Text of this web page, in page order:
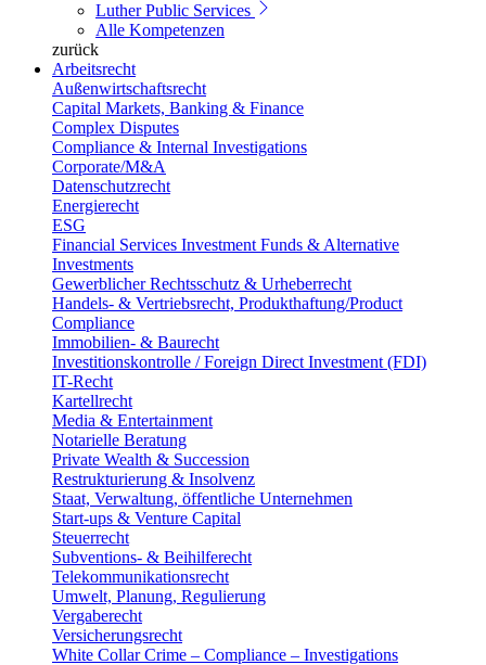
Luther Public Services
Alle Kompetenzen
zurück
Arbeitsrecht
Außenwirtschaftsrecht
Capital Markets, Banking & Finance
Complex Disputes
Compliance & Internal Investigations
Corporate/M&A
Datenschutzrecht
Energierecht
ESG
Financial Services Investment Funds & Alternative
Investments
Gewerblicher Rechtsschutz & Urheberrecht
Handels- & Vertriebsrecht, Produkthaftung/Product
Compliance
Immobilien- & Baurecht
Investitionskontrolle / Foreign Direct Investment (FDI)
IT-Recht
Kartellrecht
Media & Entertainment
Notarielle Beratung
Private Wealth & Succession
Restrukturierung & Insolvenz
Staat, Verwaltung, öffentliche Unternehmen
Start-ups & Venture Capital
Steuerrecht
Subventions- & Beihilferecht
Telekommunikationsrecht
Umwelt, Planung, Regulierung
Vergaberecht
Versicherungsrecht
White Collar Crime – Compliance – Investigations